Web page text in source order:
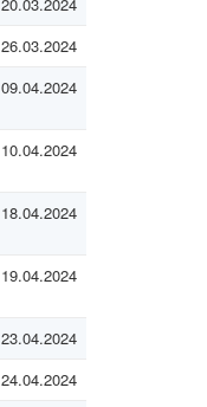
26.03.2024
09.04.2024
10.04.2024
18.04.2024
19.04.2024
23.04.2024
24.04.2024